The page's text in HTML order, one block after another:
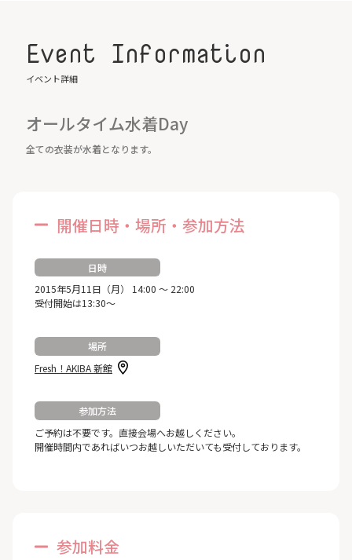
Event Information
イベント詳細
オールタイム水着Day
全ての衣装が水着となります。
開催日時・場所・参加方法
日時
2015年5月11日（月） 14:00 ～ 22:00
受付開始は13:30～
場所
Fresh！AKIBA 新館
参加方法
ご予約は不要です。直接会場へお越しください。
開催時間内であればいつお越しいただいても受付しております。
参加料金